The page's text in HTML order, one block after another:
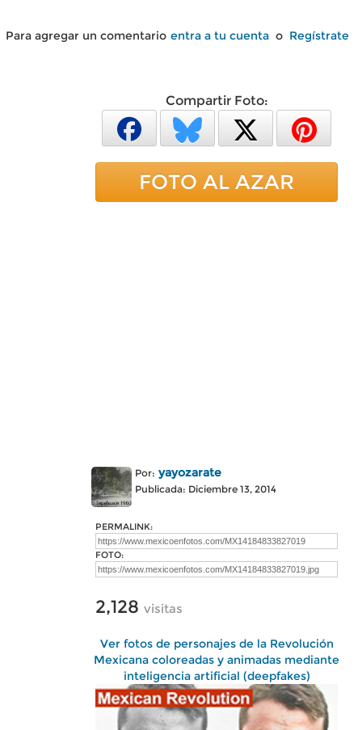
Para agregar un comentario entra a tu cuenta o Regístrate
Compartir Foto:
FOTO AL AZAR
Por: yayozarate
Publicada: Diciembre 13, 2014
PERMALINK:
FOTO:
2,128 visitas
Ver fotos de personajes de la Revolución
Mexicana coloreadas y animadas mediante
inteligencia artificial (deepfakes)